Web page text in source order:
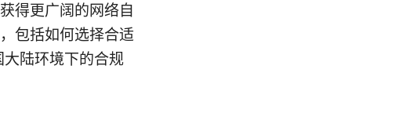
得更广阔的网络自
包括如何选择合适
陆环境下的合规